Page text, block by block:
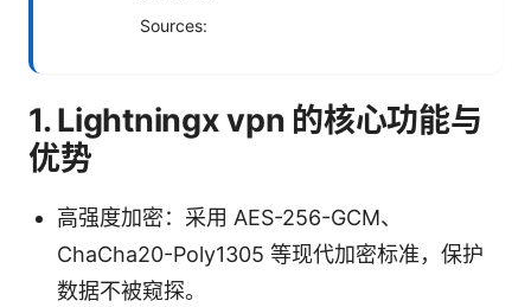
Sources:
1. Lightningx vpn 的核心功能与
优势
高强度加密：采用 AES-256-GCM、
ChaCha20-Poly1305 等现代加密标准，保护
数据不被窥探。